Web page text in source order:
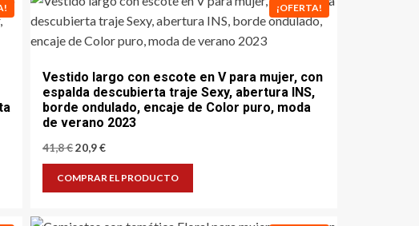
¡OFERTA!
Vestido largo con escote en V para mujer, con
espalda descubierta traje Sexy, abertura INS,
borde ondulado, encaje de Color puro, moda
de verano 2023
41,8€El
original
20,9€El
actual
COMPRAR EL PRODUCTO